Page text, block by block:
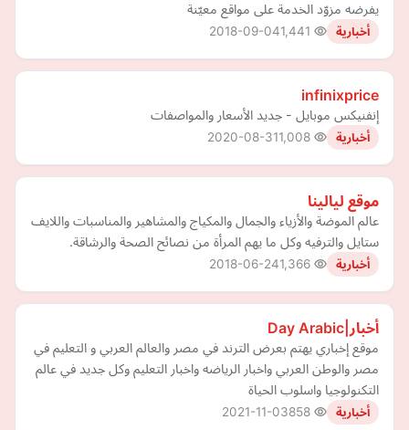
يفرضه مزوّد الخدمة على مواقع معيّنة
أخبارية 2018-09-04
infinixprice
إنفنيكس موبايل - جديد الأسعار والمواصفات
أخبارية 2020-08-31
موقع ليالينا
عالم الموضة والأزياء والجمال والمكياج والمشاهير والمناسبات واللايف
ستايل والترفيه وكل ما يهم المرأة من نصائح الصحة والرشاقة.
أخبارية 2018-06-24
أخبار|Day Arabic
موقع إخباري يهتم بعرض الترند في مصر والعالم العربي و التعليم في
مصر والوطن العربي واخبار الرياضه واخبار التعليم وكل جديد في عالم
التكنولوجيا واسلوب الحياة
أخبارية 2021-11-03